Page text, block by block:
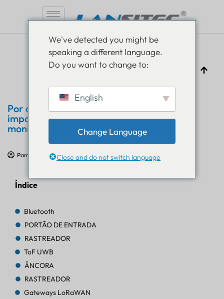
Por que o controle de dados é
importante em um sistema moderno de
monitoramento de energia?
Pam Luthra 13 de maio de 2026 Educação em IoT
Índice
Bluetooth
PORTÃO DE ENTRADA
RASTREADOR
ToF UWB
ÂNCORA
RASTREADOR
Gateways LoRaWAN
We've detected you might be
speaking a different language.
Do you want to change to:
English
Change Language
Close and do not switch language